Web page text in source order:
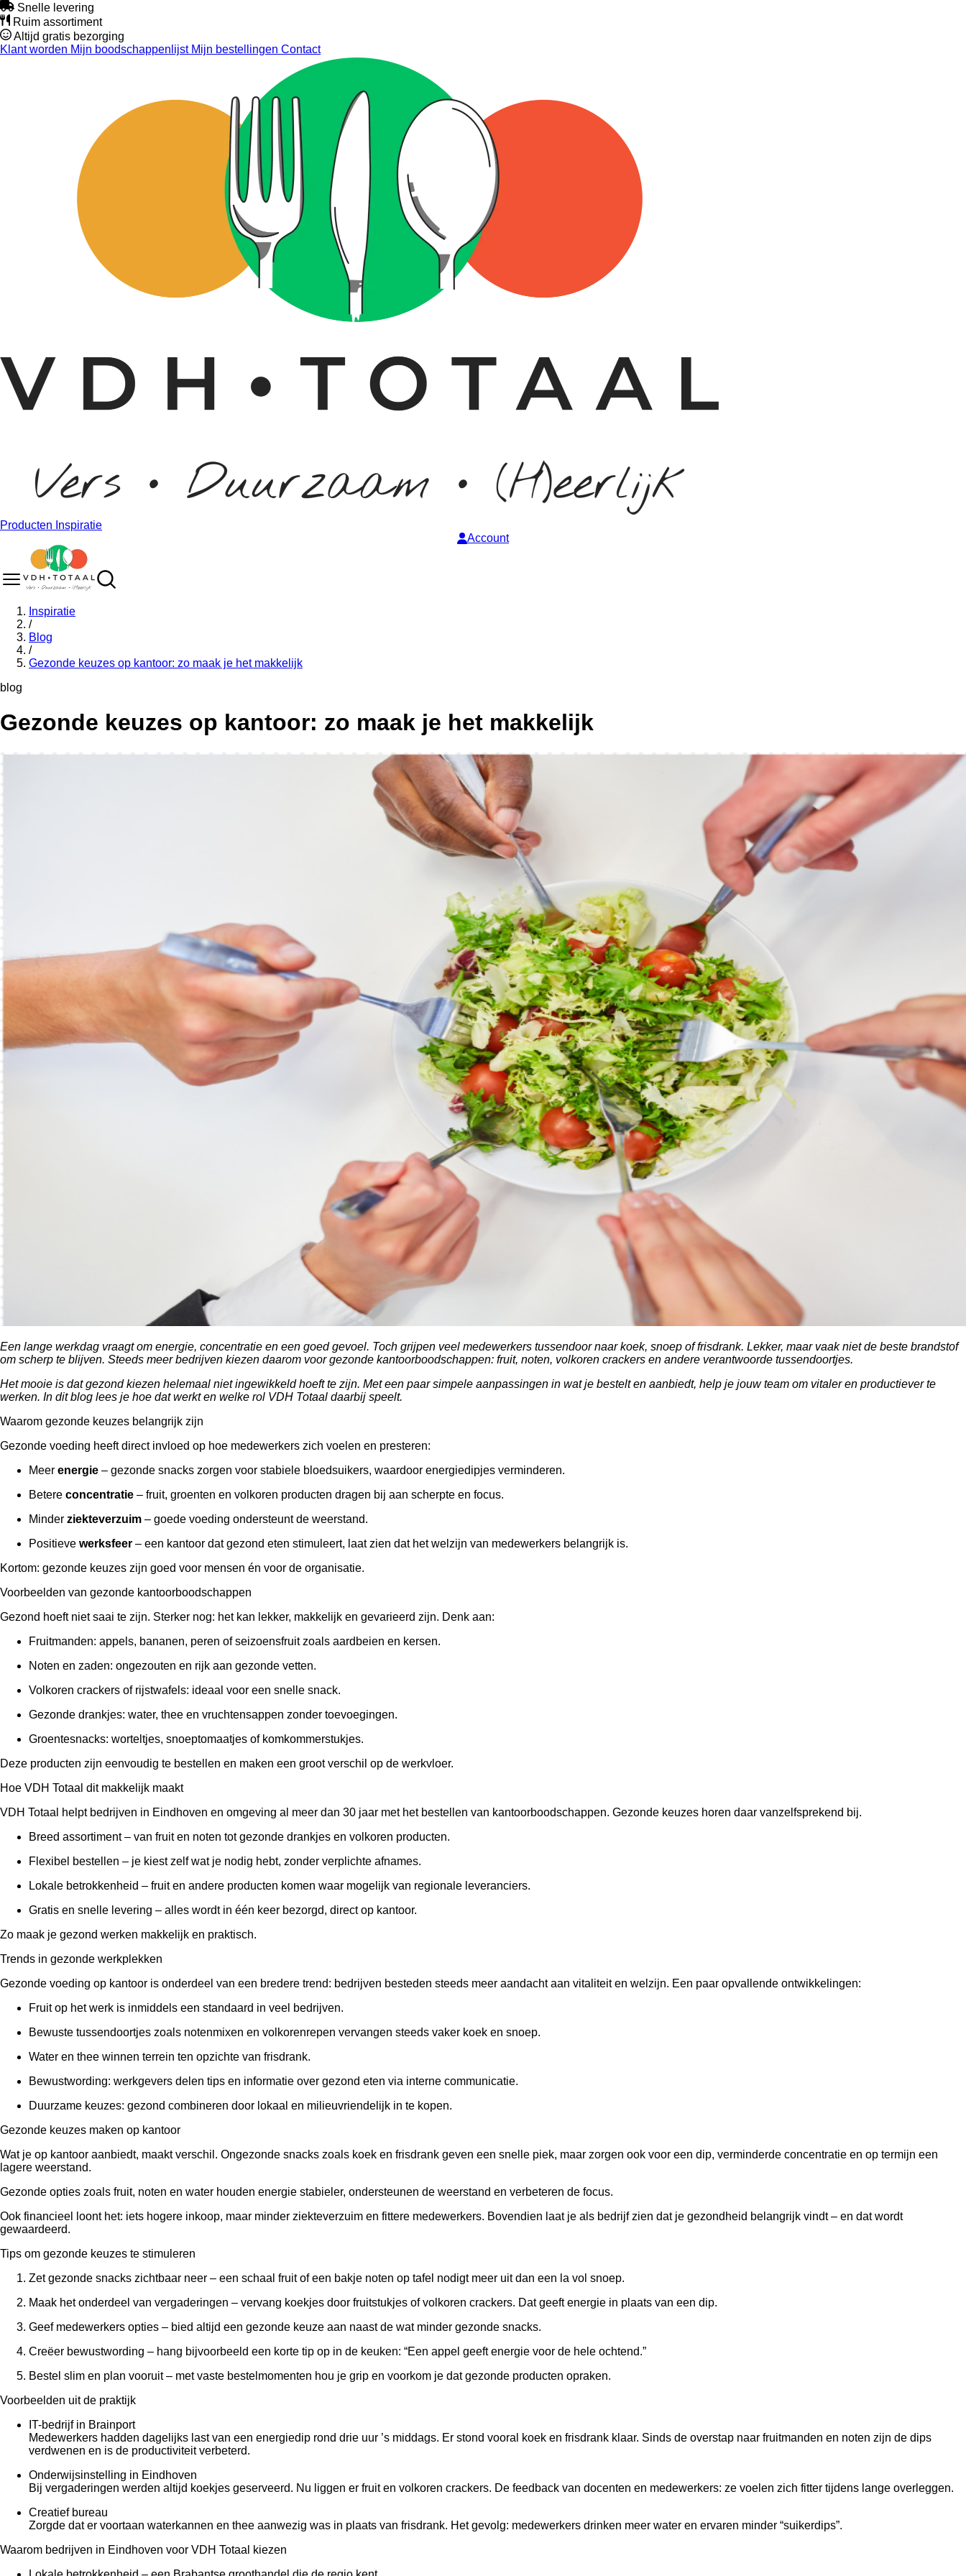
Snelle levering
Ruim assortiment
Altijd gratis bezorging
Klant worden Mijn boodschappenlijstMijn bestellingen Contact
Producten Inspiratie
Account
Inspiratie
/
Blog
/
Gezonde keuzes op kantoor: zo maak je het makkelijk
blog
Gezonde keuzes op kantoor: zo maak je het makkelijk
Een lange werkdag vraagt om energie, concentratie en een goed gevoel. Toch grijpen veel medewerkers tussendoor naar koek, snoep of frisdrank. Lekker, maar vaak niet de beste brandstof
om scherp te blijven. Steeds meer bedrijven kiezen daarom voor gezonde kantoorboodschappen: fruit, noten, volkoren crackers en andere verantwoorde tussendoortjes.
Het mooie is dat gezond kiezen helemaal niet ingewikkeld hoeft te zijn. Met een paar simpele aanpassingen in wat je bestelt en aanbiedt, help je jouw team om vitaler en productiever te
werken. In dit blog lees je hoe dat werkt en welke rol VDH Totaal daarbij speelt.
Waarom gezonde keuzes belangrijk zijn
Gezonde voeding heeft direct invloed op hoe medewerkers zich voelen en presteren:
Meer energie – gezonde snacks zorgen voor stabiele bloedsuikers, waardoor energiedipjes verminderen.
Betere concentratie – fruit, groenten en volkoren producten dragen bij aan scherpte en focus.
Minder ziekteverzuim – goede voeding ondersteunt de weerstand.
Positieve werksfeer – een kantoor dat gezond eten stimuleert, laat zien dat het welzijn van medewerkers belangrijk is.
Kortom: gezonde keuzes zijn goed voor mensen én voor de organisatie.
Voorbeelden van gezonde kantoorboodschappen
Gezond hoeft niet saai te zijn. Sterker nog: het kan lekker, makkelijk en gevarieerd zijn. Denk aan:
Fruitmanden: appels, bananen, peren of seizoensfruit zoals aardbeien en kersen.
Noten en zaden: ongezouten en rijk aan gezonde vetten.
Volkoren crackers of rijstwafels: ideaal voor een snelle snack.
Gezonde drankjes: water, thee en vruchtensappen zonder toevoegingen.
Groentesnacks: worteltjes, snoeptomaatjes of komkommerstukjes.
Deze producten zijn eenvoudig te bestellen en maken een groot verschil op de werkvloer.
Hoe VDH Totaal dit makkelijk maakt
VDH Totaal helpt bedrijven in Eindhoven en omgeving al meer dan 30 jaar met het bestellen van kantoorboodschappen. Gezonde keuzes horen daar vanzelfsprekend bij.
Breed assortiment – van fruit en noten tot gezonde drankjes en volkoren producten.
Flexibel bestellen – je kiest zelf wat je nodig hebt, zonder verplichte afnames.
Lokale betrokkenheid – fruit en andere producten komen waar mogelijk van regionale leveranciers.
Gratis en snelle levering – alles wordt in één keer bezorgd, direct op kantoor.
Zo maak je gezond werken makkelijk en praktisch.
Trends in gezonde werkplekken
Gezonde voeding op kantoor is onderdeel van een bredere trend: bedrijven besteden steeds meer aandacht aan vitaliteit en welzijn. Een paar opvallende ontwikkelingen:
Fruit op het werk is inmiddels een standaard in veel bedrijven.
Bewuste tussendoortjes zoals notenmixen en volkorenrepen vervangen steeds vaker koek en snoep.
Water en thee winnen terrein ten opzichte van frisdrank.
Bewustwording: werkgevers delen tips en informatie over gezond eten via interne communicatie.
Duurzame keuzes: gezond combineren door lokaal en milieuvriendelijk in te kopen.
Gezonde keuzes maken op kantoor
Wat je op kantoor aanbiedt, maakt verschil. Ongezonde snacks zoals koek en frisdrank geven een snelle piek, maar zorgen ook voor een dip, verminderde concentratie en op termijn een
lagere weerstand.
Gezonde opties zoals fruit, noten en water houden energie stabieler, ondersteunen de weerstand en verbeteren de focus.
Ook financieel loont het: iets hogere inkoop, maar minder ziekteverzuim en fittere medewerkers. Bovendien laat je als bedrijf zien dat je gezondheid belangrijk vindt – en dat wordt
gewaardeerd.
Tips om gezonde keuzes te stimuleren
Zet gezonde snacks zichtbaar neer – een schaal fruit of een bakje noten op tafel nodigt meer uit dan een la vol snoep.
Maak het onderdeel van vergaderingen – vervang koekjes door fruitstukjes of volkoren crackers. Dat geeft energie in plaats van een dip.
Geef medewerkers opties – bied altijd een gezonde keuze aan naast de wat minder gezonde snacks.
Creëer bewustwording – hang bijvoorbeeld een korte tip op in de keuken: “Een appel geeft energie voor de hele ochtend.”
Bestel slim en plan vooruit – met vaste bestelmomenten hou je grip en voorkom je dat gezonde producten opraken.
Voorbeelden uit de praktijk
IT-bedrijf in Brainport
Medewerkers hadden dagelijks last van een energiedip rond drie uur ’s middags. Er stond vooral koek en frisdrank klaar. Sinds de overstap naar fruitmanden en noten zijn de dips
verdwenen en is de productiviteit verbeterd.
Onderwijsinstelling in Eindhoven
Bij vergaderingen werden altijd koekjes geserveerd. Nu liggen er fruit en volkoren crackers. De feedback van docenten en medewerkers: ze voelen zich fitter tijdens lange overleggen.
Creatief bureau
Zorgde dat er voortaan waterkannen en thee aanwezig was in plaats van frisdrank. Het gevolg: medewerkers drinken meer water en ervaren minder “suikerdips”.
Waarom bedrijven in Eindhoven voor VDH Totaal kiezen